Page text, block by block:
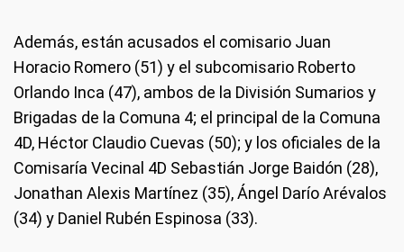
Además, están acusados el comisario Juan
Horacio Romero (51) y el subcomisario Roberto
Orlando Inca (47), ambos de la División Sumarios y
Brigadas de la Comuna 4; el principal de la Comuna
4D, Héctor Claudio Cuevas (50); y los oficiales de la
Comisaría Vecinal 4D Sebastián Jorge Baidón (28),
Jonathan Alexis Martínez (35), Ángel Darío Arévalos
(34) y Daniel Rubén Espinosa (33).